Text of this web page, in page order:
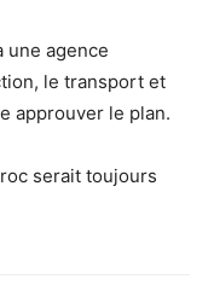
une agence
le transport et
approuver le plan.
serait toujours